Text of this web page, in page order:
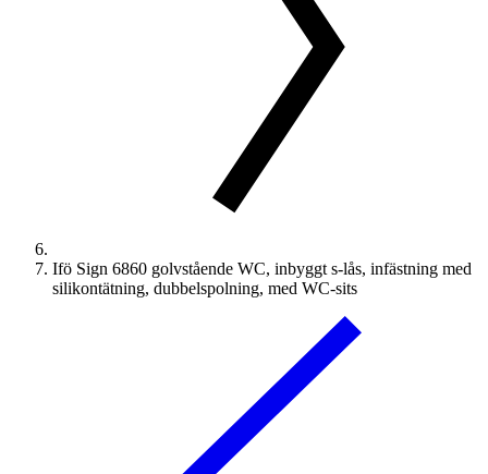
Ifö Sign 6860 golvstående WC, inbyggt s-lås, infästning med
silikontätning, dubbelspolning, med WC-sits